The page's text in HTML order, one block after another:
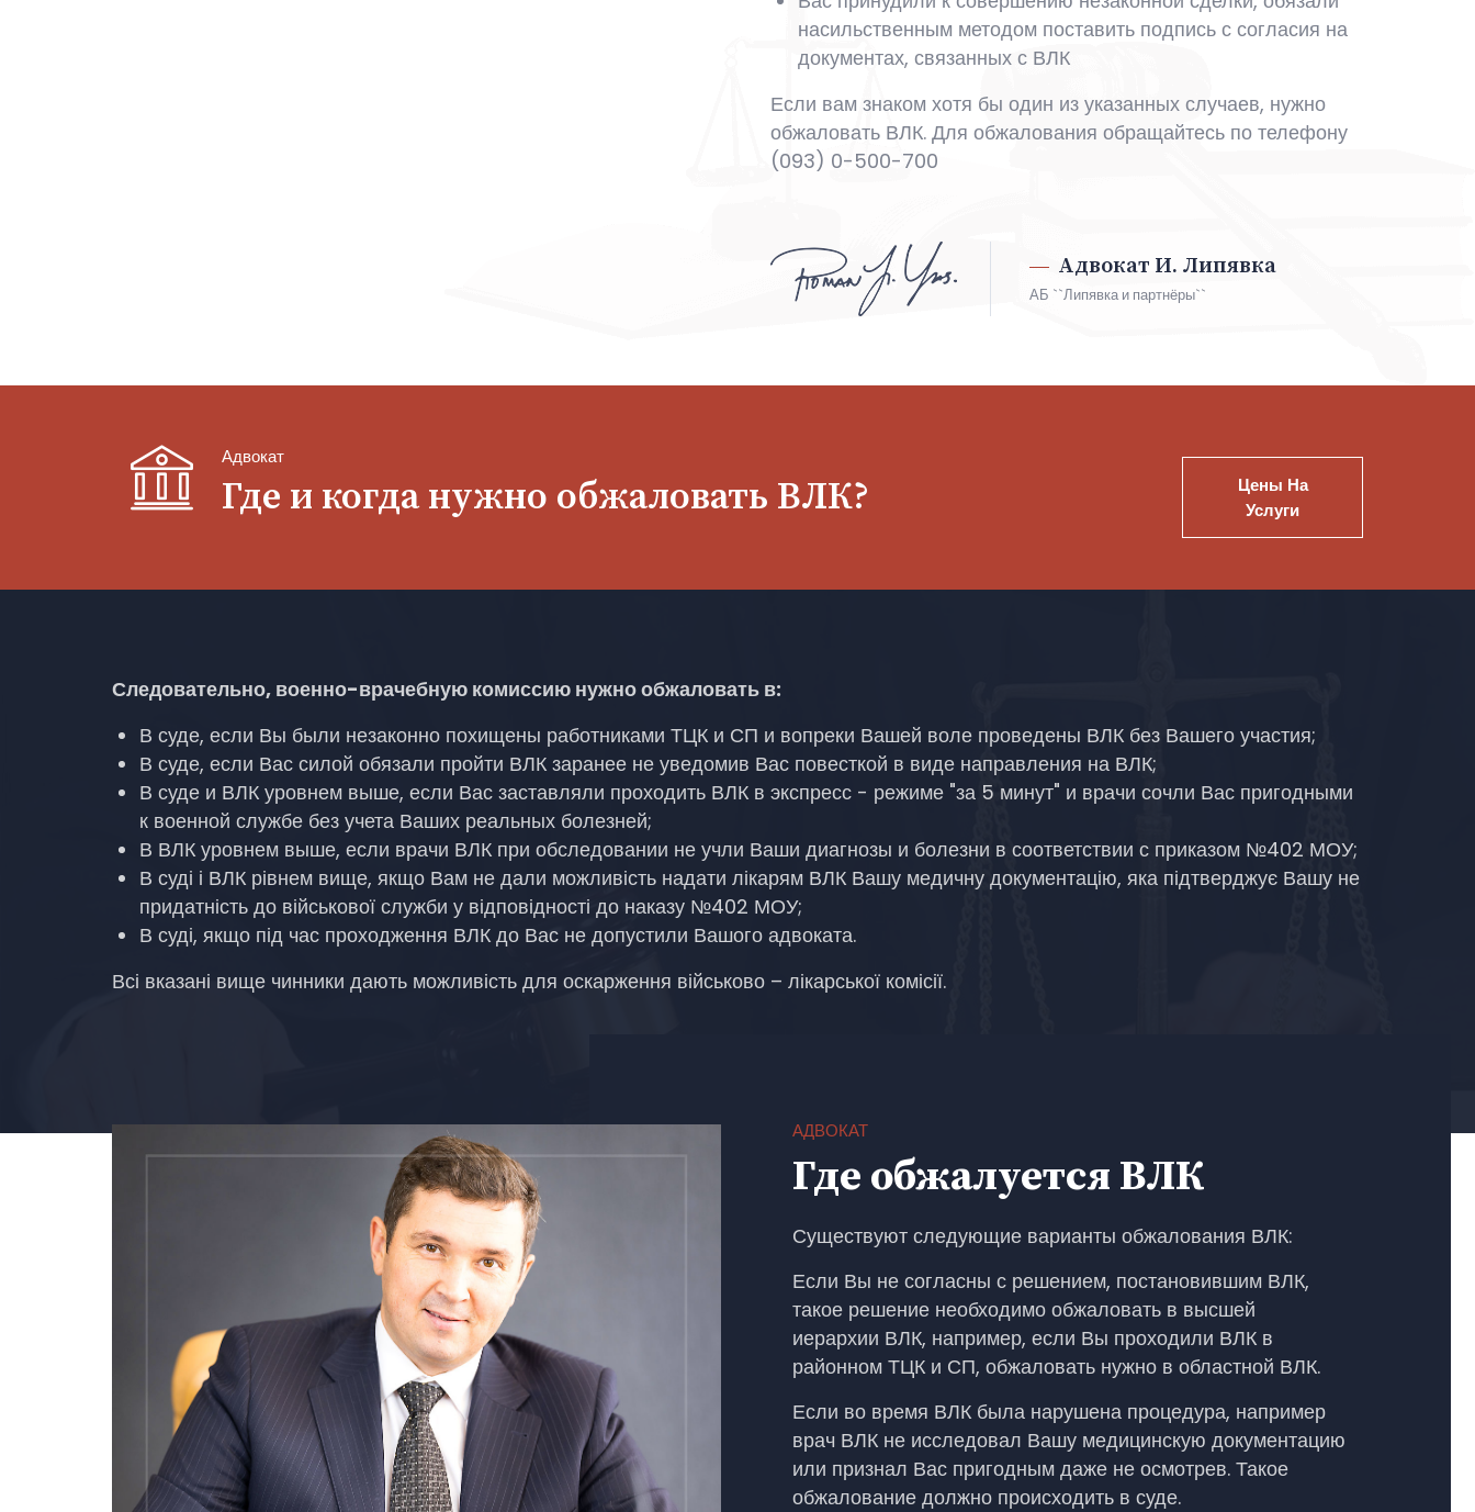
насильственным методом поставить подпись с согласия на
документах, связанных с ВЛК
Если вам знаком хотя бы один из указанных случаев, нужно
обжаловать ВЛК. Для обжалования обращайтесь по телефону
(093) 0-500-700
Адвокат И. Липявка
АБ ``Липявка и партнёры``
Адвокат
Где и когда нужно обжаловать ВЛК?
Цены На
Услуги
Следовательно, военно-врачебную комиссию нужно обжаловать в:
В суде, если Вы были незаконно похищены работниками ТЦК и СП и вопреки Вашей воле проведены ВЛК без Вашего участия;
В суде, если Вас силой обязали пройти ВЛК заранее не уведомив Вас повесткой в ​​виде направления на ВЛК;
В суде и ВЛК уровнем выше, если Вас заставляли проходить ВЛК в экспресс - режиме "за 5 минут" и врачи сочли Вас пригодными
к военной службе без учета Ваших реальных болезней;
В ВЛК уровнем выше, если врачи ВЛК при обследовании не учли Ваши диагнозы и болезни в соответствии с приказом №402 МОУ;
В суді і ВЛК рівнем вище, якщо Вам не дали можливість надати лікарям ВЛК Вашу медичну документацію, яка підтверджує Вашу не
придатність до військової служби у відповідності до наказу №402 МОУ;
В суді, якщо під час проходження ВЛК до Вас не допустили Вашого адвоката.
Всі вказані вище чинники дають можливість для оскарження військово – лікарської комісії.
АДВОКАТ
Где обжалуется ВЛК
Существуют следующие варианты обжалования ВЛК:
Если Вы не согласны с решением, постановившим ВЛК,
такое решение необходимо обжаловать в высшей
иерархии ВЛК, например, если Вы проходили ВЛК в
районном ТЦК и СП, обжаловать нужно в областной ВЛК.
Если во время ВЛК была нарушена процедура, например
врач ВЛК не исследовал Вашу медицинскую документацию
или признал Вас пригодным даже не осмотрев. Такое
обжалование должно происходить в суде.